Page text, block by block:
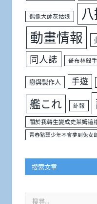
偶像大師灰姑娘
動畫情報
同人誌 哥布林殺手
戀與製作人 手遊
艦これ 訃報
關於我轉生變成史萊姆這
青春豬頭少年不會夢到兔女
搜索文章